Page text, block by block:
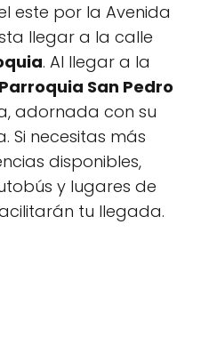
este por la Avenida
llegar a la calle
. Al llegar a la
San Pedro
adornada con su
necesitas más
disponibles,
y lugares de
tu llegada.